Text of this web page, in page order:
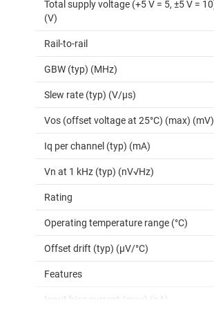
Total supply voltage (+5 V = 5, ±5 V =
(V)
Rail-to-rail
GBW (typ) (MHz)
Slew rate (typ) (V/µs)
Vos (offset voltage at 25°C) (max) (mV)
Iq per channel (typ) (mA)
Vn at 1 kHz (typ) (nV√Hz)
Rating
Operating temperature range (°C)
Offset drift (typ) (µV/°C)
Features
Input bias current (max) (pA)